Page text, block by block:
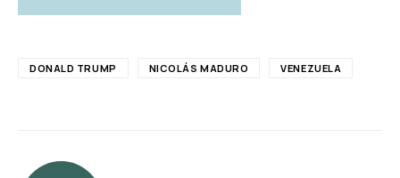
DONALD TRUMP NICOLÁS MADURO VENEZUELA